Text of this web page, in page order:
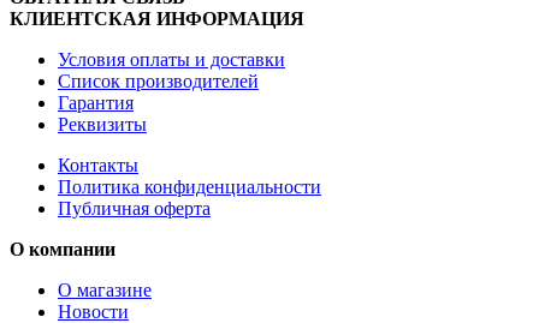
КЛИЕНТСКАЯ ИНФОРМАЦИЯ
Условия оплаты и доставки
Список производителей
Гарантия
Реквизиты
Контакты
Политика конфиденциальности
Публичная оферта
О компании
О магазине
Новости